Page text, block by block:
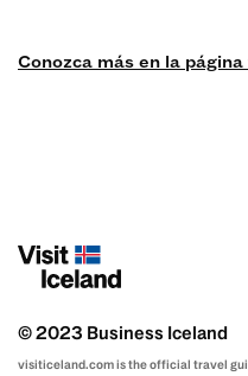
Conozca más en la
© 2023 Business Iceland
visiticeland.com is the official travel